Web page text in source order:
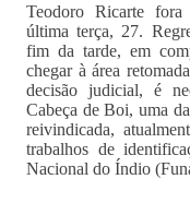
Teodoro Ricarte
última terça, 27.
fim da tarde, em
chegar à área
decisão judicial, é
Cabeça de Boi, uma
reivindicada,
trabalhos de
Nacional do Índio